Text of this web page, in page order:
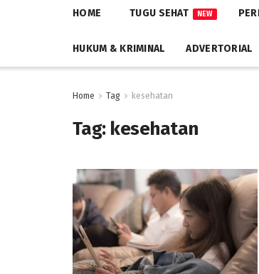
HOME TUGU SEHAT NEW
HUKUM & KRIMINAL ADVERTORIAL
Home Tag kesehatan
Tag: kesehatan